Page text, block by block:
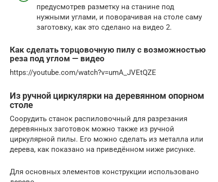
предусмотрев разметку на станине под
нужными углами, и поворачивая на столе саму
заготовку, как это сделано на видео 2.
Как сделать торцовочную пилу с возможностью
реза под углом — видео
https://youtube.com/watch?v=umA_JVEtQZE
Из ручной циркулярки на деревянном опорном
столе
Соорудить станок распиловочный для разрезания
деревянных заготовок можно также из ручной
циркулярной пилы. Его можно сделать из металла или
дерева, как показано на приведённом ниже рисунке.
Для основных элементов конструкции использовано